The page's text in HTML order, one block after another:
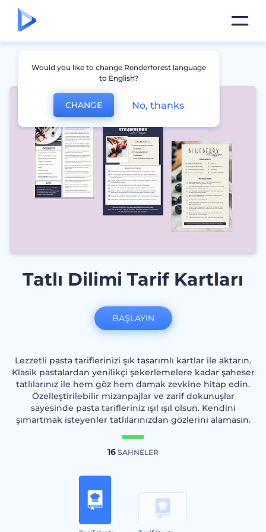
Tatlı Dilimi Tarif Kartları
Lezzetli pasta tariflerinizi şık tasarımlı kartlar ile aktarın.
Klasik pastalardan yenilikçi şekerlemelere kadar şaheser
tatlılarınız ile hem göz hem damak zevkine hitap edin.
Özelleştirilebilir mizanpajlar ve zarif dokunuşlar
sayesinde pasta tarifleriniz ışıl ışıl olsun. Kendini
şımartmak isteyenler tatlılarınızdan gözlerini alamasın.
16 SAHNELER
BAŞLAYIN
Would you like to change Renderforest language
to English?
CHANGE No, thanks